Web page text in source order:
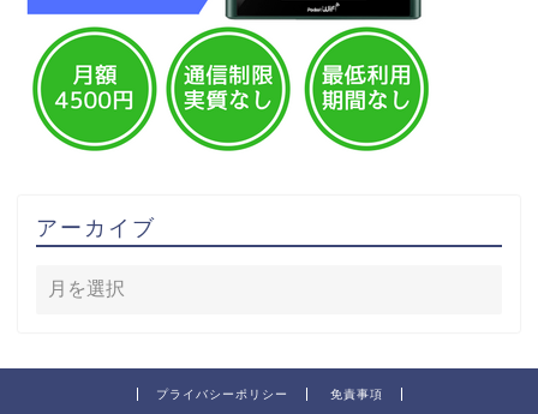
アーカイブ
プライバシーポリシー 免責事項